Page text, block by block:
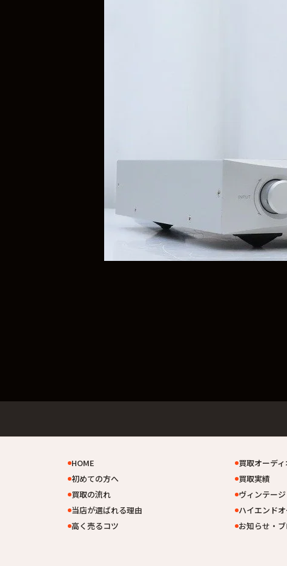
HOME
初めての方へ
買取の流れ
当店が選ばれる理由
高く売るコツ
買取オーデ
買取実績
ヴィンテー
ハイエンド
お知らせ・